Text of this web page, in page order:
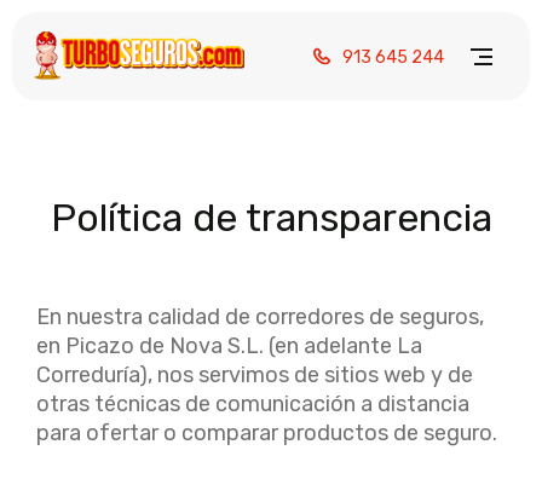
913 645 244
Política de transparencia
En nuestra calidad de corredores de seguros,
en Picazo de Nova S.L. (en adelante La
Correduría), nos servimos de sitios web y de
otras técnicas de comunicación a distancia
para ofertar o comparar productos de seguro.